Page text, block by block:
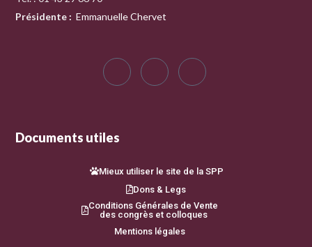
Présidente : Emmanuelle Chervet
Documents utiles
Mieux utiliser le site de la SPP
Dons & Legs
Conditions Générales de Vente
des congrès et colloques
Mentions légales